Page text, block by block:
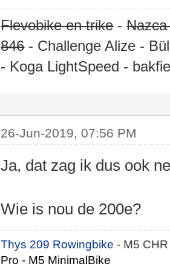
Flevobike en trike-
846- Challenge Alize -
- Koga LightSpeed -
26-Jun-2019, 07:56 PM
Ja, dat zag ik dus ook
Wie is nou de 200e?
Thys 209 Rowingbike- M5
Pro - M5 MinimalBike